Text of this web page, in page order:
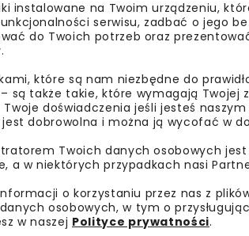
instalowane na Twoim urządzeniu,
serwisu, zadbać o jego
do Twoich potrzeb oraz
które są nam niezbędne do
są także takie, które wymagają Twojej
doświadczenia jeśli jesteś
dobrowolna i można ją wycofać w
Twoich danych osobowych
a w niektórych przypadkach nasi
o korzystaniu przez nas z
osobowych, w tym o
w naszej Polityce prywatności.